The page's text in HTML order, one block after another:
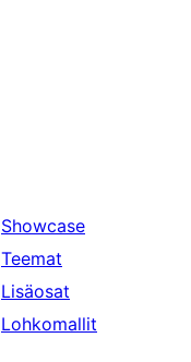
Showcase
Teemat
Lisäosat
Lohkomallit